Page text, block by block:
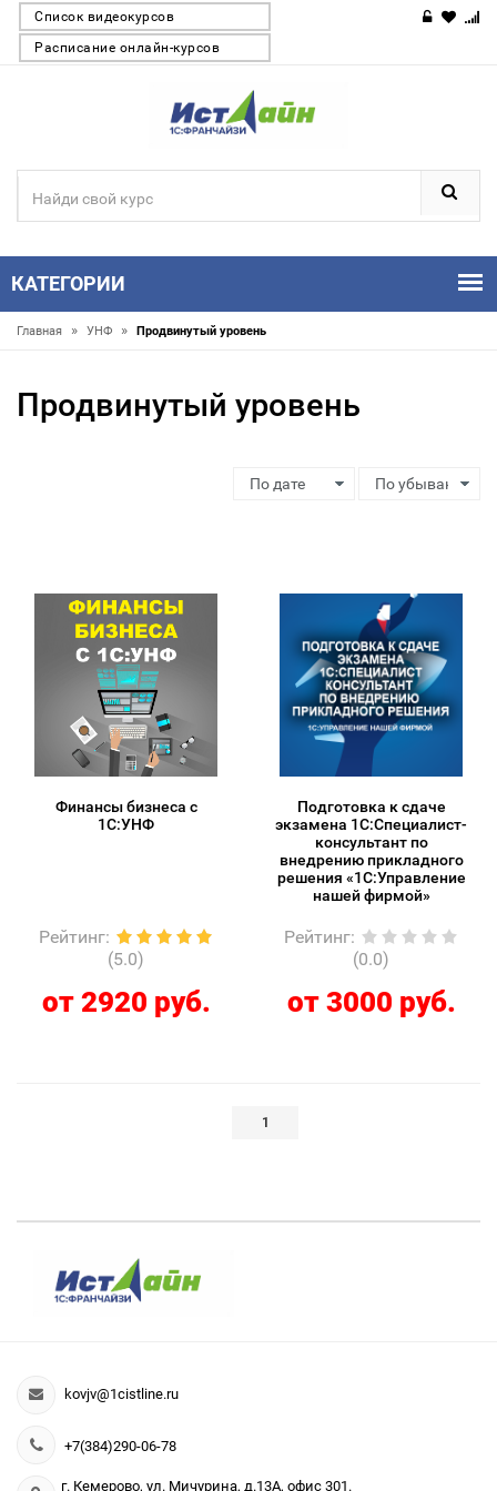
Список видеокурсов
Расписание онлайн-курсов
КАТЕГОРИИ
Главная » УНФ » Продвинутый уровень
Продвинутый уровень
Финансы бизнеса с
1С:УНФ
Рейтинг:
(5.0)
от 2920 руб.
Подготовка к сдаче
экзамена 1С:Специалист-
консультант по
внедрению прикладного
решения «1С:Управление
нашей фирмой»
Рейтинг:
(0.0)
от 3000 руб.
1
kovjv@1cistline.ru
+7(384)290-06-78
г. Кемерово, ул. Мичурина, д.13А, офис 301.